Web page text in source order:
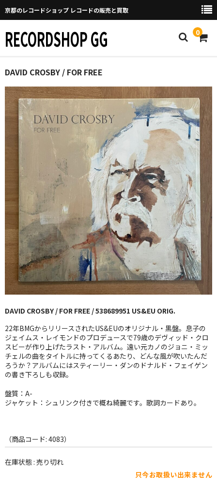
京都のレコードショップ レコードの販売と買取
RECORDSHOP GG 0
Home
マイページ
GGについて
買取について
取り置きなどについて
Categories
New Arrivals
新譜
GG RECORD （当店のレーベル）
全商品
JAZZ-US
BLUE NOTE
JAZZ-EU
JAZZ-JP
JAZZ-VOCAL
J-POP
ROCK
WORLD
その他
DAVID CROSBY / FOR FREE
DAVID CROSBY / FOR FREE / 538689951 US&EU ORIG.
22年BMGからリリースされたUS&EUのオリジナル・黒盤。息子の
ジェイムス・レイモンドのプロデュースで79歳のデヴィッド・クロ
スビーが作り上げたラスト・アルバム。遠い元カノのジョニ・ミッ
チェルの曲をタイトルに持ってくるあたり、どんな風が吹いたんだ
ろうか？アルバムにはスティーリー・ダンのドナルド・フェイゲン
の書き下ろしも収録。
盤質：A-
ジャケット：シュリンク付きで概ね綺麗です。歌詞カードあり。
（商品コード: 4083）
在庫状態 : 売り切れ
只今お取扱い出来ません